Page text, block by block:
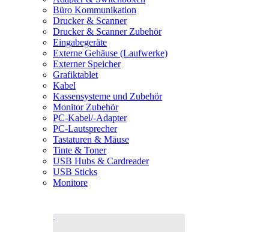
Büro Kommunikation
Drucker & Scanner
Drucker & Scanner Zubehör
Eingabegeräte
Externe Gehäuse (Laufwerke)
Externer Speicher
Grafiktablet
Kabel
Kassensysteme und Zubehör
Monitor Zubehör
PC-Kabel/-Adapter
PC-Lautsprecher
Tastaturen & Mäuse
Tinte & Toner
USB Hubs & Cardreader
USB Sticks
Monitore